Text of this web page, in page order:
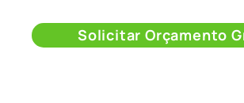
Solicitar Orçamento